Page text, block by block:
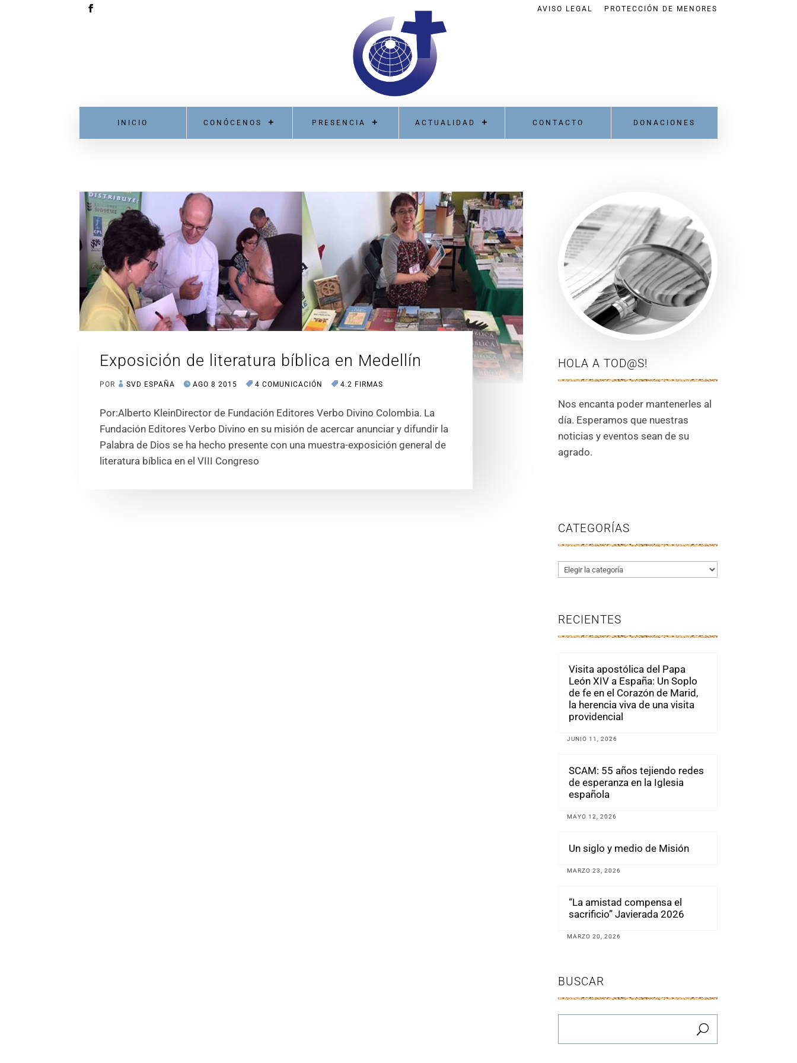
AVISO LEGAL PROTECCIÓN DE MENORES
INICIO CONÓCENOS PRESENCIA ACTUALIDAD CONTACTO DONACIONES
Exposición de literatura bíblica en Medellín
POR SVD ESPAÑA AGO 8 2015 4 COMUNICACIÓN 4.2 FIRMAS
Por:Alberto KleinDirector de Fundación Editores Verbo Divino Colombia. La
Fundación Editores Verbo Divino en su misión de acercar anunciar y difundir la
Palabra de Dios se ha hecho presente con una muestra-exposición general de
literatura bíblica en el VIII Congreso
HOLA A TOD@S!
Nos encanta poder mantenerles al
día. Esperamos que nuestras
noticias y eventos sean de su
agrado.
CATEGORÍAS
Categorías
RECIENTES
Visita apostólica del Papa
León XIV a España: Un Soplo
de fe en el Corazón de Marid,
la herencia viva de una visita
providencial
JUNIO 11, 2026
SCAM: 55 años tejiendo redes
de esperanza en la Iglesia
española
MAYO 12, 2026
Un siglo y medio de Misión
MARZO 23, 2026
“La amistad compensa el
sacrificio” Javierada 2026
MARZO 20, 2026
BUSCAR